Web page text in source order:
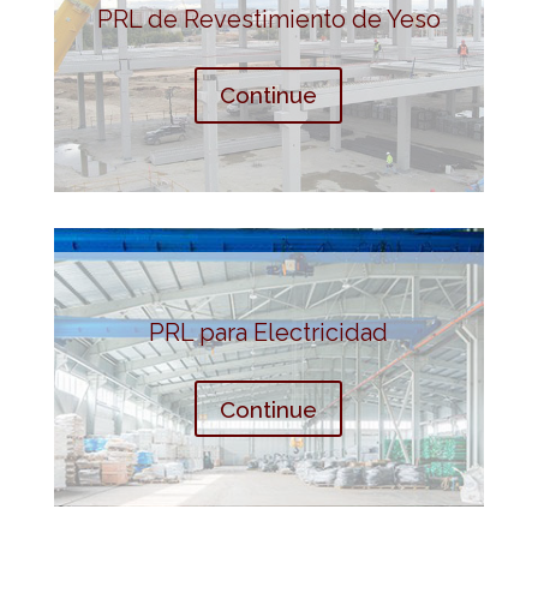
PRL de Revestimiento de Yeso
Continue
PRL para Electricidad
Continue